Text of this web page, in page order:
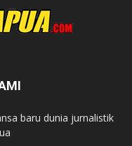
baru dunia jurnalistik